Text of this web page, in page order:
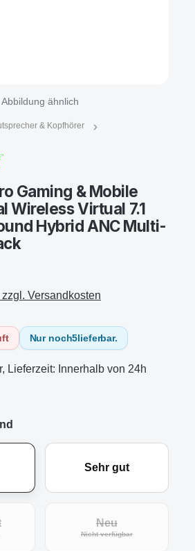
Abbildung ähnlich
& Kopfhörer
Gaming & Mobile
Wireless Virtual 7.1
Hybrid ANC Multi-
Versandkosten
Nur noch5lieferbar.
Lieferzeit: Innerhalb von 24h
Sehr gut
Option ist zurzeit nicht verfügbar.)
Neu
Nicht verfügbar(Diese Option ist